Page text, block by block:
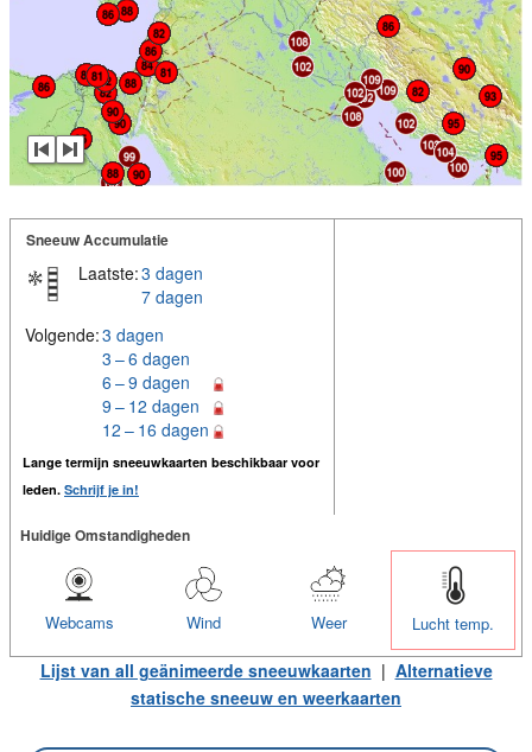
Sneeuw Accumulatie
Laatste:3 dagen
7 dagen
Volgende:3 dagen
3 – 6 dagen
6 – 9 dagen
9 – 12 dagen
12 – 16 dagen
Lange termijn sneeuwkaarten beschikbaar voor
leden. Schrijf je in!
Huidige Omstandigheden
Lucht temp.
Weer
Wind
Webcams
Lijst van all geänimeerde sneeuwkaarten | Alternatieve
statische sneeuw en weerkaarten